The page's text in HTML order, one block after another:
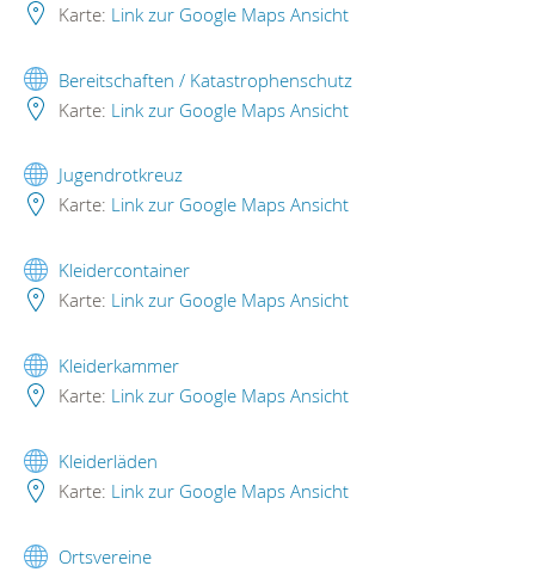
Karte: Link zur Google Maps Ansicht
Bereitschaften / Katastrophenschutz
Karte: Link zur Google Maps Ansicht
Jugendrotkreuz
Karte: Link zur Google Maps Ansicht
Kleidercontainer
Karte: Link zur Google Maps Ansicht
Kleiderkammer
Karte: Link zur Google Maps Ansicht
Kleiderläden
Karte: Link zur Google Maps Ansicht
Ortsvereine